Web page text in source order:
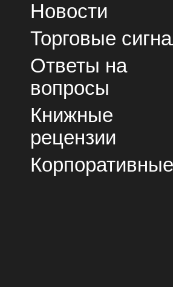
Новости
Торговые
Ответы на
вопросы
Книжные
рецензии
Корпоративные